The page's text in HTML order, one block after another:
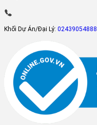
Khối Dự Án/Đại Lý: 02439054888